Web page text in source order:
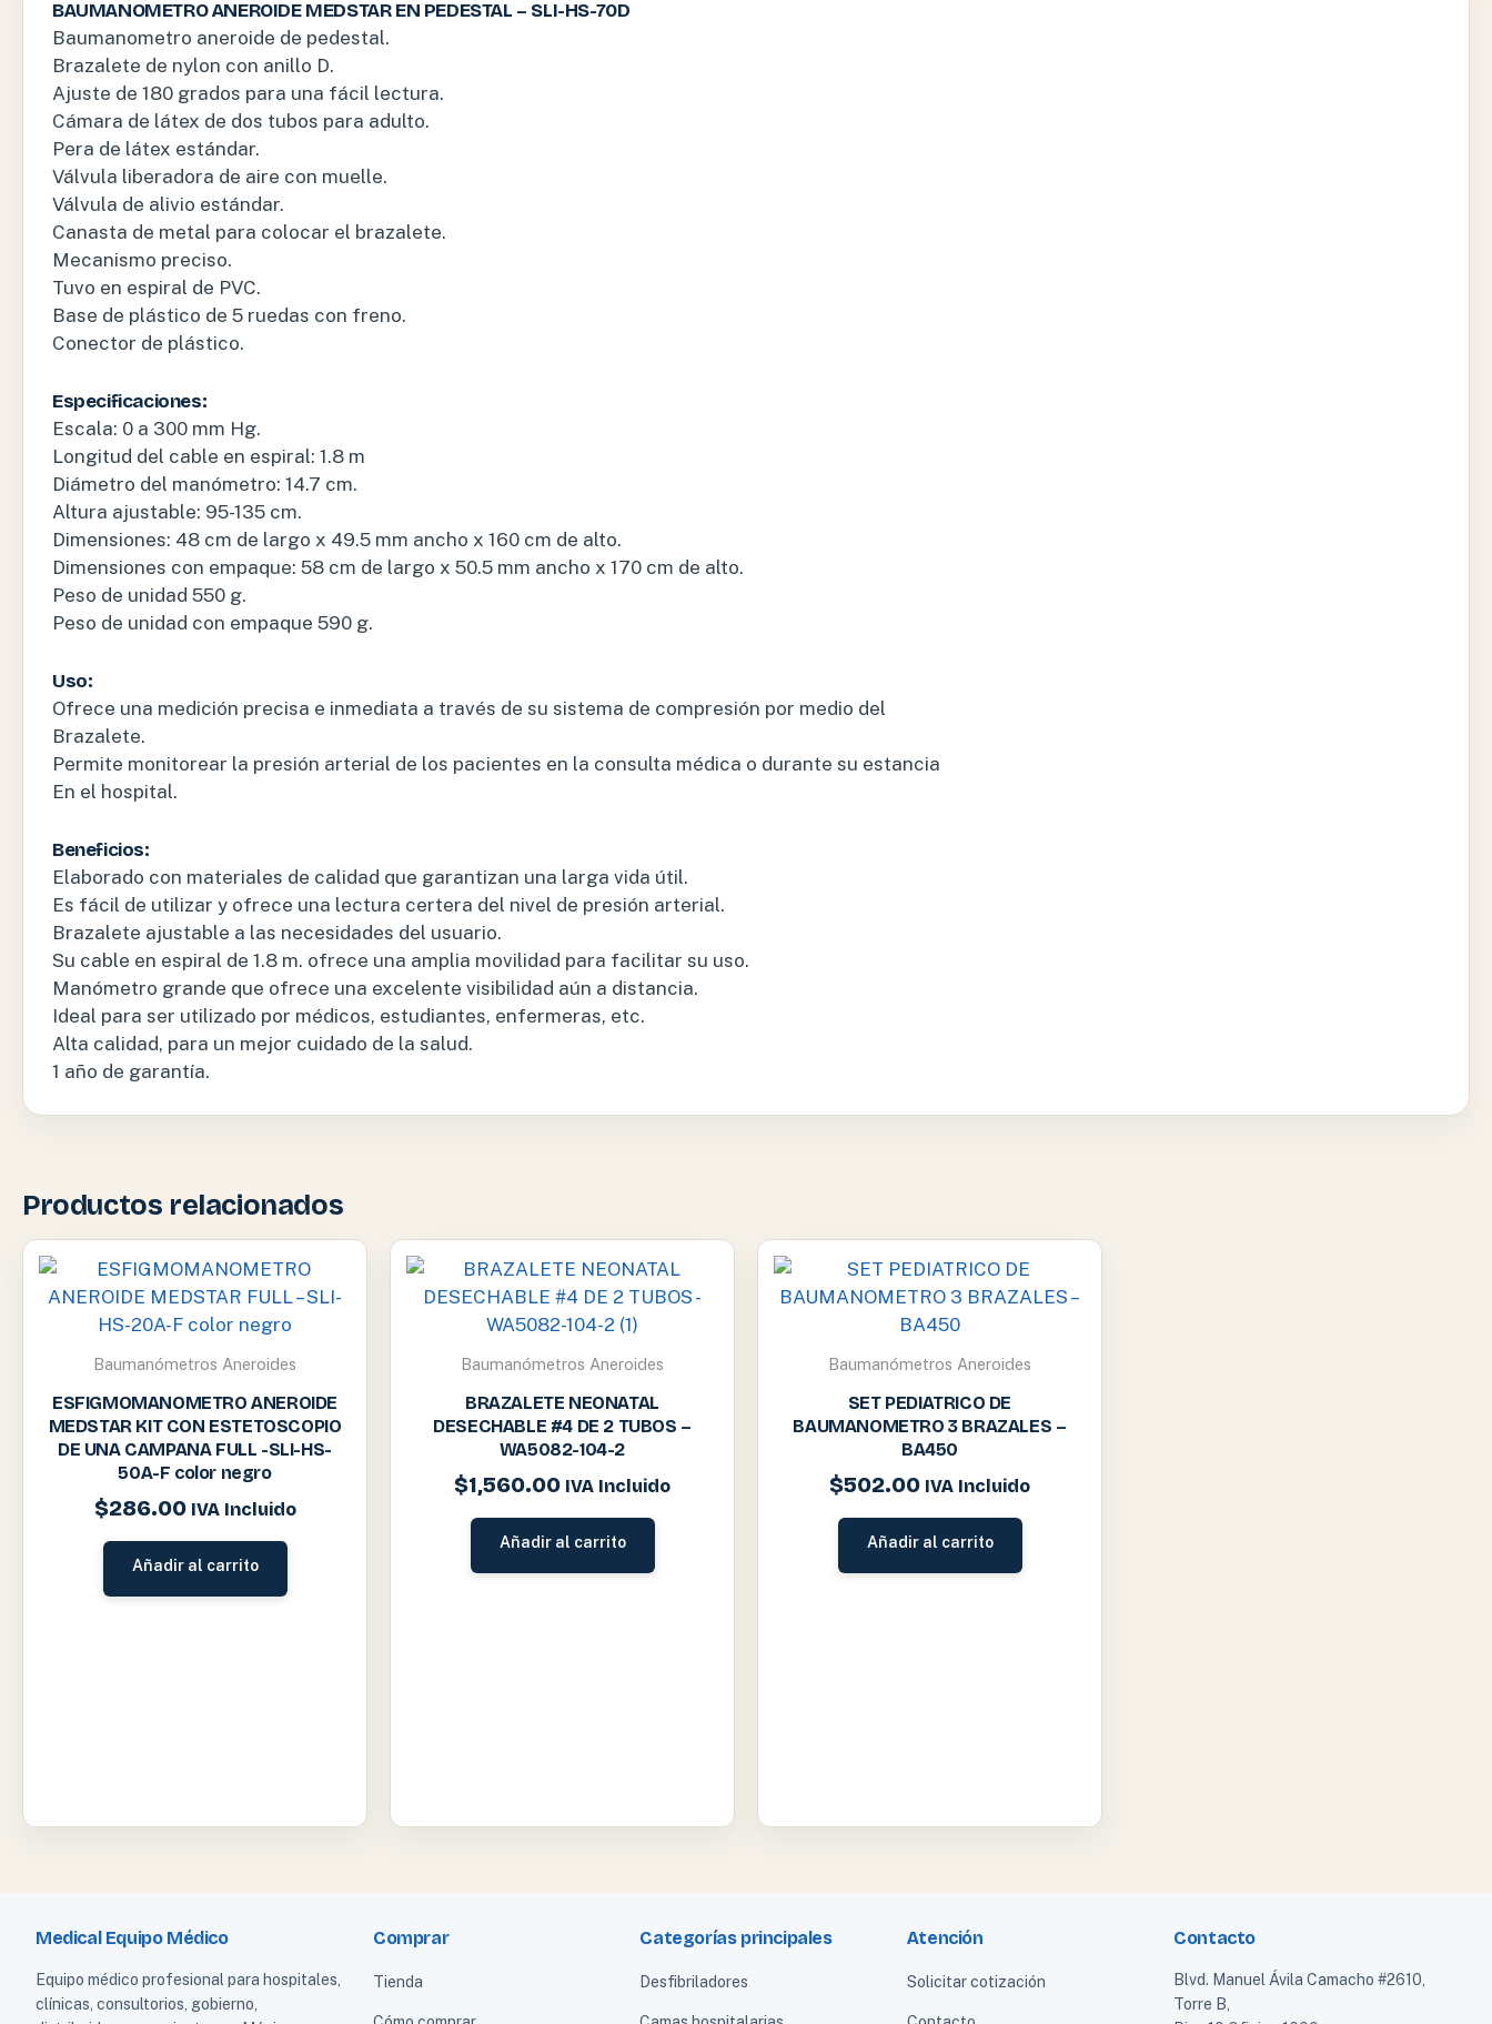
BAUMANOMETRO ANEROIDE MEDSTAR EN PEDESTAL – SLI-HS-70D
Baumanometro aneroide de pedestal.
Brazalete de nylon con anillo D.
Ajuste de 180 grados para una fácil lectura.
Cámara de látex de dos tubos para adulto.
Pera de látex estándar.
Válvula liberadora de aire con muelle.
Válvula de alivio estándar.
Canasta de metal para colocar el brazalete.
Mecanismo preciso.
Tuvo en espiral de PVC.
Base de plástico de 5 ruedas con freno.
Conector de plástico.
Especificaciones:
Escala: 0 a 300 mm Hg.
Longitud del cable en espiral: 1.8 m
Diámetro del manómetro: 14.7 cm.
Altura ajustable: 95-135 cm.
Dimensiones: 48 cm de largo x 49.5 mm ancho x 160 cm de alto.
Dimensiones con empaque: 58 cm de largo x 50.5 mm ancho x 170 cm de alto.
Peso de unidad 550 g.
Peso de unidad con empaque 590 g.
Uso:
Ofrece una medición precisa e inmediata a través de su sistema de compresión por medio del
Brazalete.
Permite monitorear la presión arterial de los pacientes en la consulta médica o durante su estancia
En el hospital.
Beneficios:
Elaborado con materiales de calidad que garantizan una larga vida útil.
Es fácil de utilizar y ofrece una lectura certera del nivel de presión arterial.
Brazalete ajustable a las necesidades del usuario.
Su cable en espiral de 1.8 m. ofrece una amplia movilidad para facilitar su uso.
Manómetro grande que ofrece una excelente visibilidad aún a distancia.
Ideal para ser utilizado por médicos, estudiantes, enfermeras, etc.
Alta calidad, para un mejor cuidado de la salud.
1 año de garantía.
Productos relacionados
Baumanómetros Aneroides
ESFIGMOMANOMETRO ANEROIDE
MEDSTAR KIT CON ESTETOSCOPIO
DE UNA CAMPANA FULL -SLI-HS-
50A-F color negro
$286.00 IVA Incluido
Añadir al carrito
Baumanómetros Aneroides
BRAZALETE NEONATAL
DESECHABLE #4 DE 2 TUBOS –
WA5082-104-2
$1,560.00 IVA Incluido
Añadir al carrito
Baumanómetros Aneroides
SET PEDIATRICO DE
BAUMANOMETRO 3 BRAZALES –
BA450
$502.00 IVA Incluido
Añadir al carrito
Medical Equipo Médico
Equipo médico profesional para hospitales,
clínicas, consultorios, gobierno,
Comprar
Tienda
Categorías principales
Desfibriladores
Atención
Solicitar cotización
Contacto
Blvd. Manuel Ávila Camacho #2610,
Torre B,